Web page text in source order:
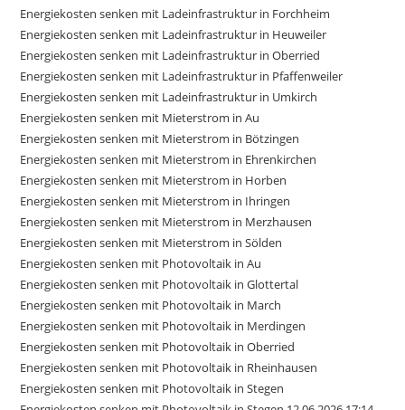
Energiekosten senken mit Ladeinfrastruktur in Forchheim
Energiekosten senken mit Ladeinfrastruktur in Heuweiler
Energiekosten senken mit Ladeinfrastruktur in Oberried
Energiekosten senken mit Ladeinfrastruktur in Pfaffenweiler
Energiekosten senken mit Ladeinfrastruktur in Umkirch
Energiekosten senken mit Mieterstrom in Au
Energiekosten senken mit Mieterstrom in Bötzingen
Energiekosten senken mit Mieterstrom in Ehrenkirchen
Energiekosten senken mit Mieterstrom in Horben
Energiekosten senken mit Mieterstrom in Ihringen
Energiekosten senken mit Mieterstrom in Merzhausen
Energiekosten senken mit Mieterstrom in Sölden
Energiekosten senken mit Photovoltaik in Au
Energiekosten senken mit Photovoltaik in Glottertal
Energiekosten senken mit Photovoltaik in March
Energiekosten senken mit Photovoltaik in Merdingen
Energiekosten senken mit Photovoltaik in Oberried
Energiekosten senken mit Photovoltaik in Rheinhausen
Energiekosten senken mit Photovoltaik in Stegen